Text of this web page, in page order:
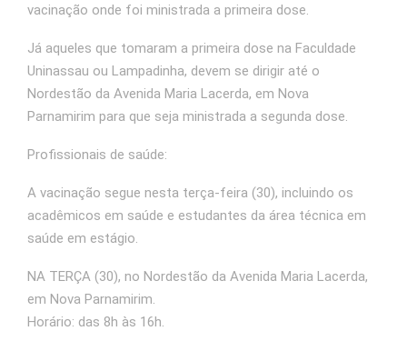
vacinação onde foi ministrada a primeira dose.
Já aqueles que tomaram a primeira dose na Faculdade
Uninassau ou Lampadinha, devem se dirigir até o
Nordestão da Avenida Maria Lacerda, em Nova
Parnamirim para que seja ministrada a segunda dose.
Profissionais de saúde:
A vacinação segue nesta terça-feira (30), incluindo os
acadêmicos em saúde e estudantes da área técnica em
saúde em estágio.
NA TERÇA (30), no Nordestão da Avenida Maria Lacerda,
em Nova Parnamirim.
Horário: das 8h às 16h.